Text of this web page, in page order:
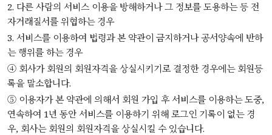
2. 다른 사람의 서비스 이용을 방해하거나 그 정보를 도용하는 등 전
자거래질서를 위협하는 경우
3. 서비스를 이용하여 법령과 본 약관이 금지하거나 공서양속에 반하
는 행위를 하는 경우
④ 회사가 회원의 회원자격을 상실시키기로 결정한 경우에는 회원등
록을 말소합니다.
⑤ 이용자가 본 약관에 의해서 회원 가입 후 서비스를 이용하는 도중,
연속하여 1년 동안 서비스를 이용하기 위해 로그인 기록이 없는 경
우, 회사는 회원의 회원자격을 상실시킬 수 있습니다.